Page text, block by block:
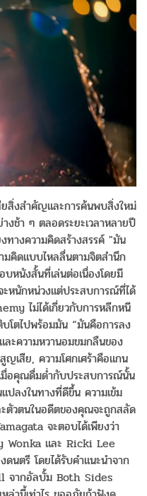
สิ่งสำคัญและการค้นพบสิ่งใหม่
ช้า ๆ ตลอดระยะเวลาหลายปี
ทางความคิดสร้างสรรค์ "มัน
มคิดแบบไหลลื่นตามจิตสำนึก
บหนังสั้นที่เล่นต่อเนื่องโดยมี
ะหนักหน่วงแต่ประสบการณ์ที่ได้
ไม่ได้เกี่ยวกับการหลีกหนี
บโตไปพร้อมมัน “มันคือการลง
ะความหวานอมขมกลืนของ
เสีย, ความโศกเศร้าคือแกน
มื่อคุณดื่มด่ำกับประสบการณ์นั้น
ปลงในทางที่ดีขึ้น ความเข้ม
ตัวตนในอดีตของคุณจะถูกสลัด
จะตอบได้เพียงว่า
Wonka และ Ricki Lee
นตรี โดยได้รับคำแนะนำจาก
จากอัลบั้ม Both Sides